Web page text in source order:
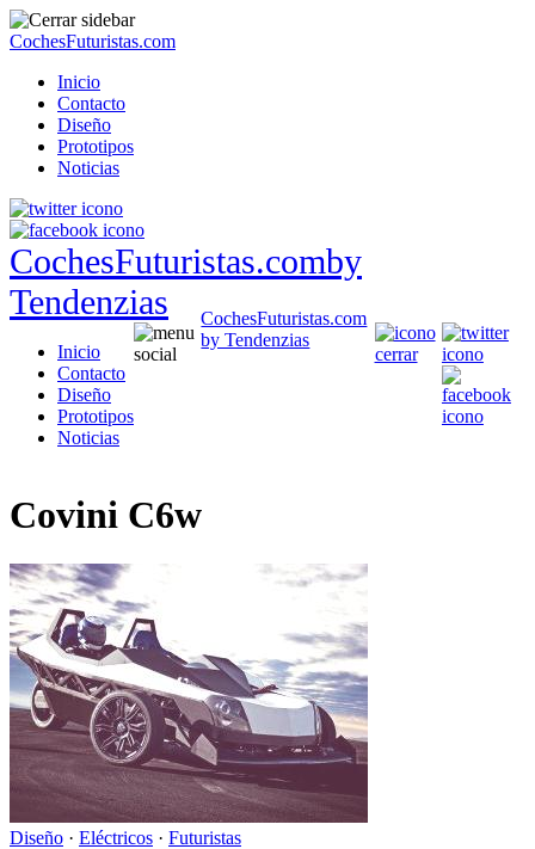
CochesFuturistas.com
Inicio
Contacto
Diseño
Prototipos
Noticias
CochesFuturistas.comby
Tendenzias
Inicio
Contacto
Diseño
Prototipos
Noticias
CochesFuturistas.com
by Tendenzias
Covini C6w
Diseño · Eléctricos · Futuristas